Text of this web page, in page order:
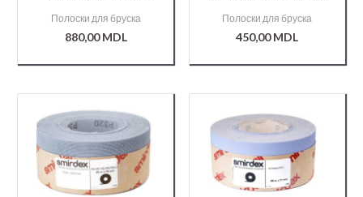
08011/
Полоски для бруска
880,00MDL
CERAMIC(740)
/000008818/
Полоски для бруска
450,00MDL